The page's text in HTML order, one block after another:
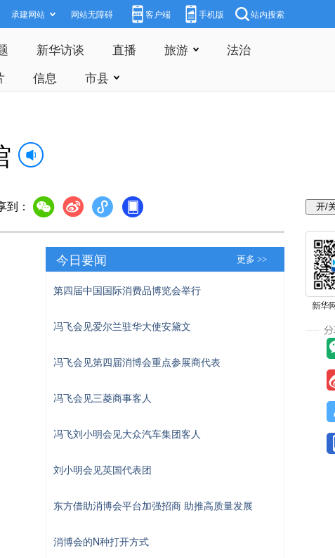
承建网站 网站无障碍 客户端 手机版 站内搜索
新华访谈 直播 旅游
法治
信息 市县
到：
今日要闻 更多 >>
第四届中国国际消费品博览会举行
冯飞会见爱尔兰驻华大使安黛文
冯飞会见第四届消博会重点参展商代表
冯飞会见三菱商事客人
冯飞刘小明会见大众汽车集团客人
刘小明会见英国代表团
东方借助消博会平台加强招商 助推高质量发展
消博会的N种打开方式